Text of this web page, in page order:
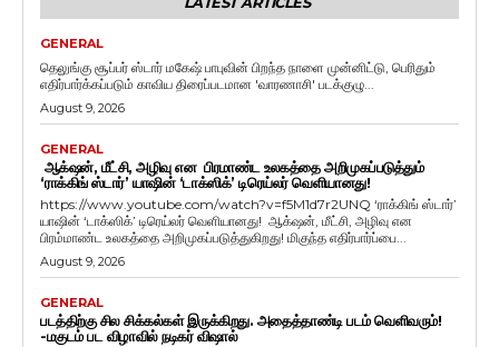
GENERAL
தெலுங்கு சூப்பர் ஸ்டார் மகேஷ் பாபுவின் பிறந்த நாளை முன்னிட்டு, பெரிதும்
எதிர்பார்க்கப்படும் காவிய திரைப்படமான 'வாரணாசி' படக்குழு...
August 9, 2026
GENERAL
ஆக்‌ஷன், மீட்சி, அழிவு என பிரமாண்ட உலகத்தை அறிமுகப்படுத்தும்
‘ராக்கிங் ஸ்டார்’ யாஷின் ‘டாக்ஸிக்’ டிரெய்லர் வெளியானது!
https://www.youtube.com/watch?v=f5M1d7r2UNQ ‘ராக்கிங் ஸ்டார்’
யாஷின் ‘டாக்ஸிக்’ டிரெய்லர் வெளியானது! ஆக்‌ஷன், மீட்சி, அழிவு என
பிரம்மாண்ட உலகத்தை அறிமுகப்படுத்துகிறது! மிகுந்த எதிர்பார்ப்பை...
August 9, 2026
GENERAL
படத்திற்கு சில சிக்கல்கள் இருக்கிறது. அதைத்தாண்டி படம் வெளிவரும்!
-மகுடம் பட விழாவில் நடிகர் விஷால்